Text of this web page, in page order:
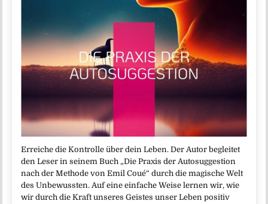
Erreiche die Kontrolle über dein Leben. Der Autor begleitet
den Leser in seinem Buch „Die Praxis der Autosuggestion
nach der Methode von Emil Coué“ durch die magische Welt
des Unbewussten. Auf eine einfache Weise lernen wir, wie
wir durch die Kraft unseres Geistes unser Leben positiv